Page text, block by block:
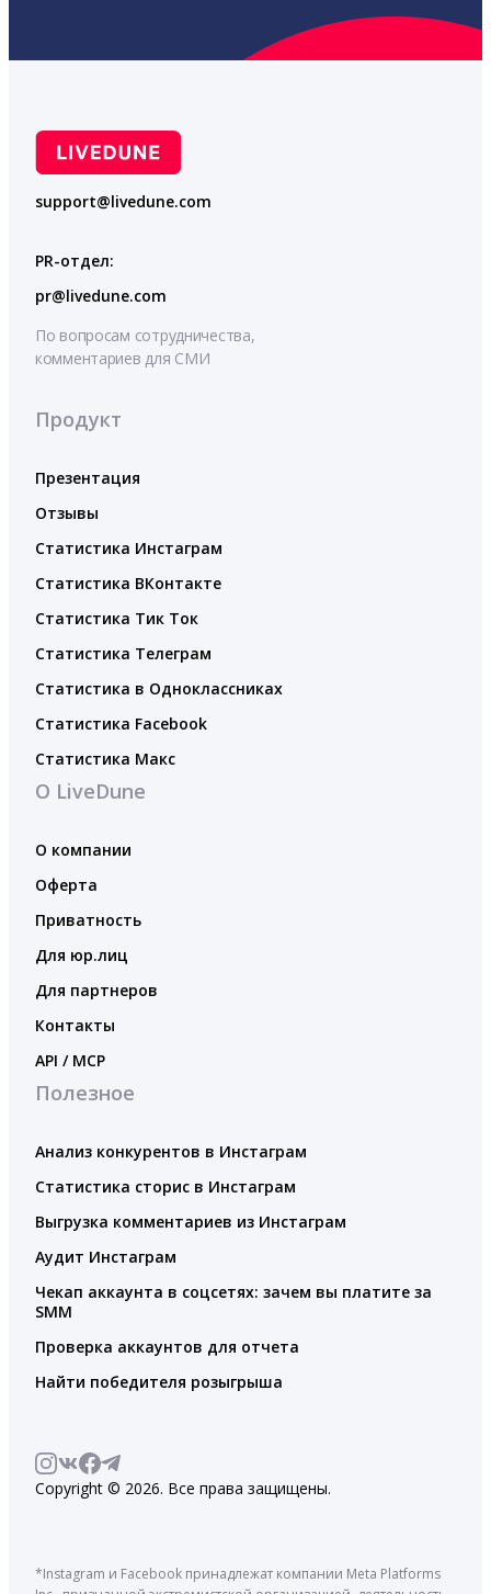
support@livedune.com
PR-отдел:
pr@livedune.com
По вопросам сотрудничества,
комментариев для СМИ
Продукт
Презентация
Отзывы
Статистика Инстаграм
Статистика ВКонтакте
Статистика Тик Ток
Статистика Телеграм
Статистика в Одноклассниках
Статистика Facebook
Статистика Макс
О LiveDune
О компании
Оферта
Приватность
Для юр.лиц
Для партнеров
Контакты
API / MCP
Полезное
Анализ конкурентов в Инстаграм
Статистика сторис в Инстаграм
Выгрузка комментариев из Инстаграм
Аудит Инстаграм
Чекап аккаунта в соцсетях: зачем вы платите за
SMM
Проверка аккаунтов для отчета
Найти победителя розыгрыша
Copyright © 2026. Все права защищены.
*Instagram и Facebook принадлежат компании Meta Platforms